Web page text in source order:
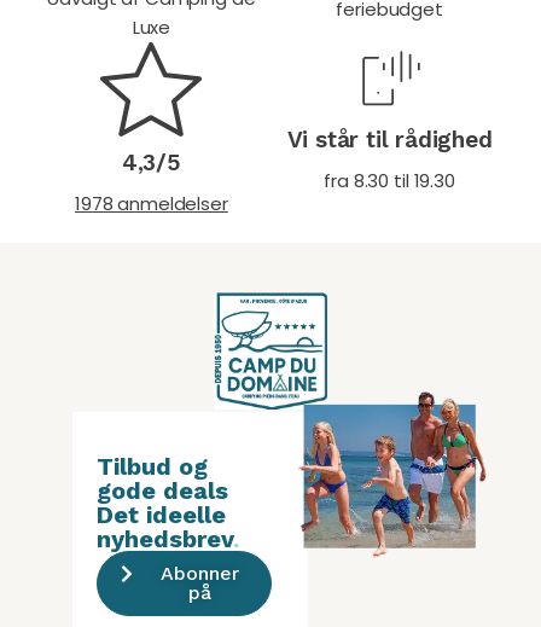
Luxe
feriebudget
4,3/5
1978 anmeldelser
Vi står til rådighed
fra 8.30 til 19.30
Tilbud og
gode deals
Det ideelle
nyhedsbrev.
Abonner
på